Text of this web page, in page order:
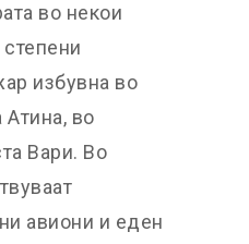
во некои
избувна во
во
Вари. Во
авиони и еден